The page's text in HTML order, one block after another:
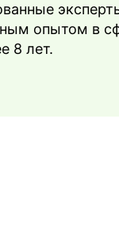
опытом в
8 лет.